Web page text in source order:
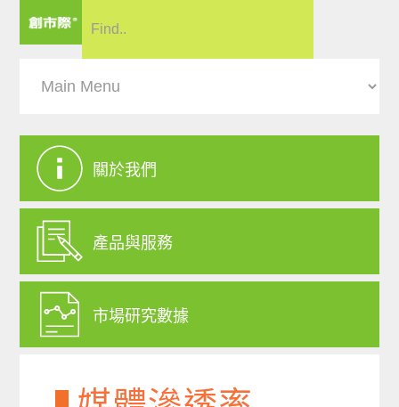
關於我們
產品與服務
市場研究數據